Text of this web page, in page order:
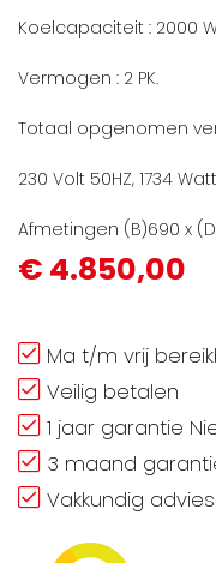
Koelcapaciteit : 2000
Vermogen : 2 PK.
Totaal opgenomen
230 Volt 50HZ, 1734
Afmetingen (B)690 x
€ 4.850,00
Ma t/m vrij
Veilig betalen
1 jaar garantie
3 maand
Vakkundig